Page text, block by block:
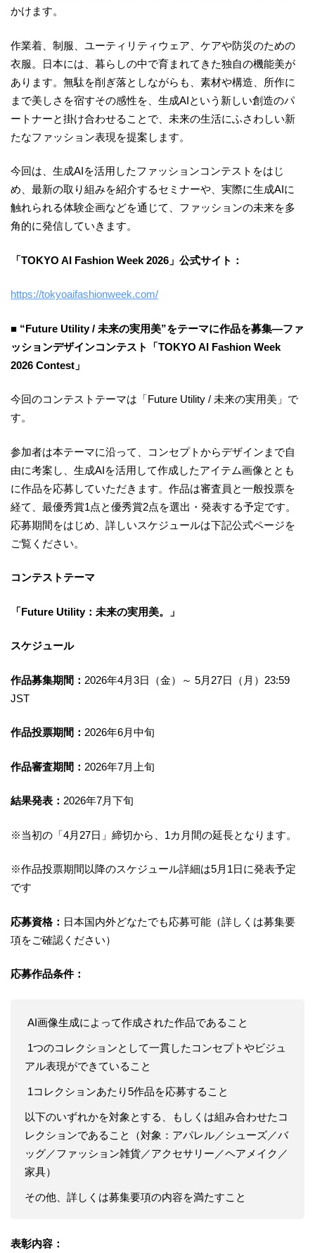
かけます。
作業着、制服、ユーティリティウェア、ケアや防災のための
衣服。日本には、暮らしの中で育まれてきた独自の機能美が
あります。無駄を削ぎ落としながらも、素材や構造、所作に
まで美しさを宿すその感性を、生成AIという新しい創造のパ
ートナーと掛け合わせることで、未来の生活にふさわしい新
たなファッション表現を提案します。
今回は、生成AIを活用したファッションコンテストをはじ
め、最新の取り組みを紹介するセミナーや、実際に生成AIに
触れられる体験企画などを通じて、ファッションの未来を多
角的に発信していきます。
「TOKYO AI Fashion Week 2026」公式サイト：
https://tokyoaifashionweek.com/
■ “Future Utility / 未来の実用美”をテーマに作品を募集―ファ
ッションデザインコンテスト「TOKYO AI Fashion Week
2026 Contest」
今回のコンテストテーマは「Future Utility / 未来の実用美」で
す。
参加者は本テーマに沿って、コンセプトからデザインまで自
由に考案し、生成AIを活用して作成したアイテム画像ととも
に作品を応募していただきます。作品は審査員と一般投票を
経て、最優秀賞1点と優秀賞2点を選出・発表する予定です。
応募期間をはじめ、詳しいスケジュールは下記公式ページを
ご覧ください。
コンテストテーマ
「Future Utility：未来の実用美。」
スケジュール
作品募集期間： 2026年4月3日（金）～ 5月27日（月）23:59
JST
作品投票期間： 2026年6月中旬
作品審査期間： 2026年7月上旬
結果発表： 2026年7月下旬
※当初の「4月27日」締切から、1カ月間の延長となります。
※作品投票期間以降のスケジュール詳細は5月1日に発表予定
です
応募資格： 日本国内外どなたでも応募可能（詳しくは募集要
項をご確認ください）
応募作品条件：
AI画像生成によって作成された作品であること
1つのコレクションとして一貫したコンセプトやビジュ
アル表現ができていること
1コレクションあたり5作品を応募すること
以下のいずれかを対象とする、もしくは組み合わせたコ
レクションであること（対象：アパレル／シューズ／バ
ッグ／ファッション雑貨／アクセサリー／ヘアメイク／
家具）
その他、詳しくは募集要項の内容を満たすこと
表彰内容：